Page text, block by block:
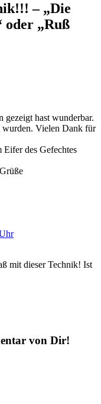
– „Die
oder „Ruß
gezeigt hast wunderbar.
wurden. Vielen Dank für
des Gefechtes
mit dieser Technik! Ist
von Dir!